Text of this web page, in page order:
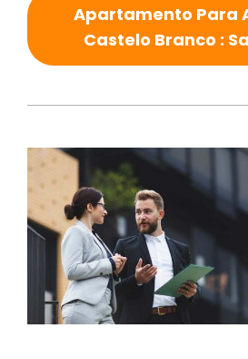
Apartamento Para
Castelo Branco :